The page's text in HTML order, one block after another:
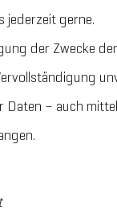
jederzeit gerne.
der Zwecke
Daten – auch